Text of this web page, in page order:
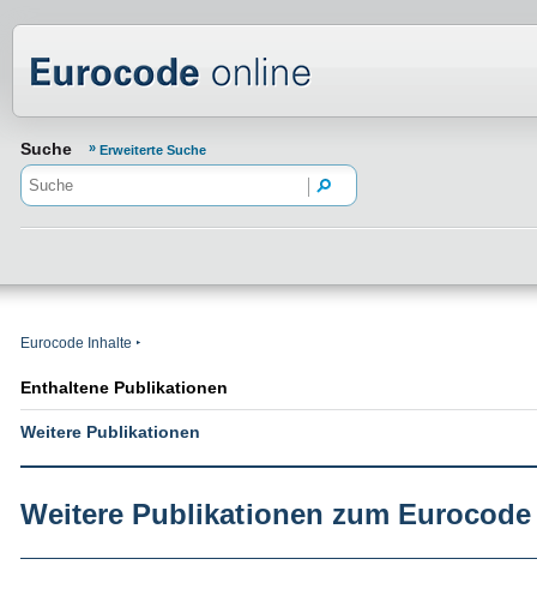
Suche Erweiterte Suche
Eurocode Inhalte
Enthaltene Publikationen
Weitere Publikationen
Weitere Publikationen zum Eurocode